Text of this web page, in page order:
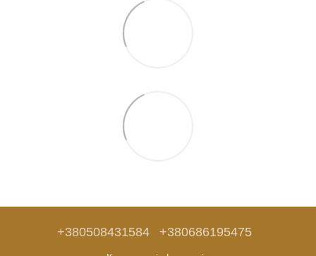
+380508431584 +380686195475